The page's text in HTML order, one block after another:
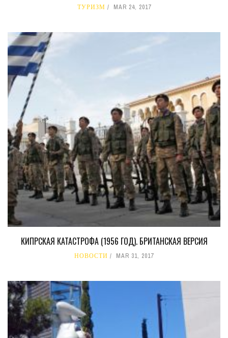
ТУРИЗМ MAR 24, 2017
КИПРСКАЯ КАТАСТРОФА (1956 ГОД). БРИТАНСКАЯ ВЕРСИЯ
НОВОСТИ MAR 31, 2017